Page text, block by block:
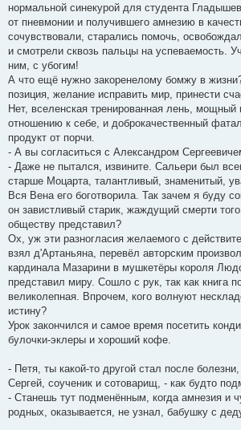
нормальной синекурой для студента
от пневмонии и получившего амнезию в
сочувствовали, старались помочь,
и смотрели сквозь пальцы на успеваемость.
ним, с убогим!
А что ещё нужно закоренелому бомжу в
позиция, желание исправить мир, принести
Нет, вселенская тренированная лень,
отношению к себе, и доброкачественный
продукт от порчи.
- А вы согласиться с Александром
- Даже не пытался, извините. Сальери был
старше Моцарта, талантливый, знаменитый,
Вся Вена его боготворила. Так зачем я буду
он завистливый старик, жаждущий смерти
обществу представил?
Ох, уж эти разногласия желаемого с
взял д'Артаньяна, перевёл авторским
кардинала Мазарини в мушкетёры короля
представил миру. Сошло с рук, так как книга
великолепная. Впрочем, кого волнуют
истину?
Урок закончился и самое время посетить
булочки-эклеры и хороший кофе.
- Петя, ты какой-то другой стал после
Сергей, соученик и сотоварищ, - как будто
- Станешь тут подменённым, когда амнезия и
родных, оказывается, не узнал, бабушку с